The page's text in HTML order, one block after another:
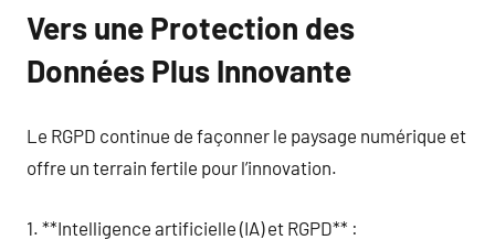
Vers une Protection des
Données Plus Innovante
Le RGPD continue de façonner le paysage numérique et
offre un terrain fertile pour l’innovation.
1. **Intelligence artificielle (IA) et RGPD** :